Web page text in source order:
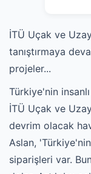
İTÜ Uçak ve
tanıştırmaya
projeler...
Türkiye'nin
İTÜ Uçak ve
devrim olacak
Aslan,
siparişleri var.